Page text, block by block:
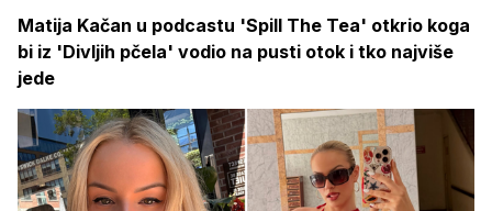
Matija Kačan u podcastu 'Spill The Tea' otkrio koga
bi iz 'Divljih pčela' vodio na pusti otok i tko najviše
jede